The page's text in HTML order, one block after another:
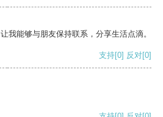
我能够与朋友保持联系，分享生活点滴。
支持[0] 反对[0]